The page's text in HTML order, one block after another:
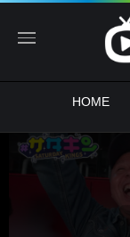
HOME